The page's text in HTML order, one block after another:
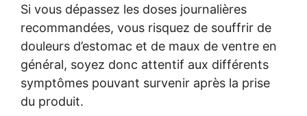
Si vous dépassez les doses journalières
recommandées, vous risquez de souffrir de
douleurs d’estomac et de maux de ventre en
général, soyez donc attentif aux différents
symptômes pouvant survenir après la prise
du produit.